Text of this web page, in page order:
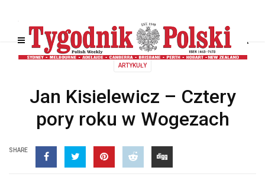
ARTYKUŁY
Jan Kisielewicz – Cztery
pory roku w Wogezach
SHARE